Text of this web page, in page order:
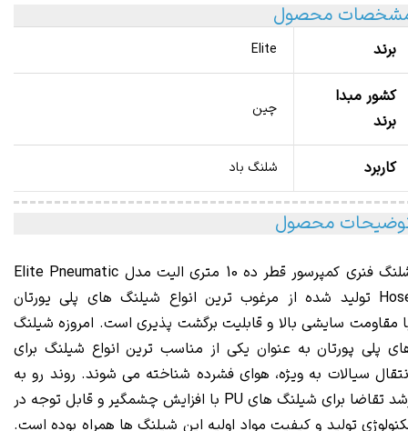
محصول
برند Elite
کشور مبدا
برند
چین
کاربرد شلنگ باد
محصول
فنری کمپرسور قطر ده 10 متری الیت مدل
Elite Pneumatic
تولید شده از مرغوب ترین انواع شیلنگ های پلی یورتان
مقاومت سایشی بالا و قابلیت برگشت پذیری است. امروزه شیلنگ
پلی پورتان به عنوان یکی از مناسب ترین انواع شیلنگ برای
سیالات به ویژه، هوای فشرده شناخته می شوند. روند رو به
رشد تقاضا برای شیلنگ‌ های PU با افزایش چشمگیر و قابل توجه در
تولید و کیفیت مواد اولیه این شیلنگ‌ ها همراه بوده است.